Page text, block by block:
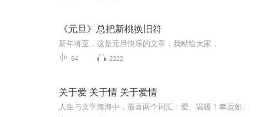
《元旦》总把新桃换旧符
新年将至，这是元旦快乐的文章，我献给大家，
64 2222
关于爱 关于情 关于爱情